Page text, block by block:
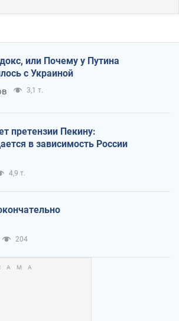
или Почему у Путина
с Украиной
3,1 т.
претензии Пекину:
в зависимость России
4,9 т.
204